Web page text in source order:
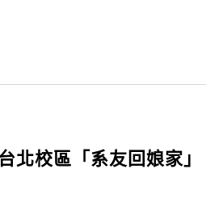
北校區「系友回娘家」